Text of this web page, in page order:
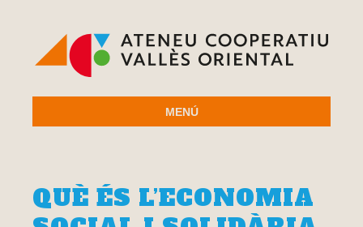
MENÚ
QUÈ ÉS L’ECONOMIA